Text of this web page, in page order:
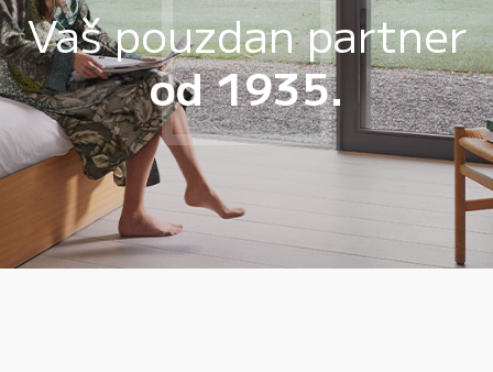
Vaš pouzdan partner
od 1935.